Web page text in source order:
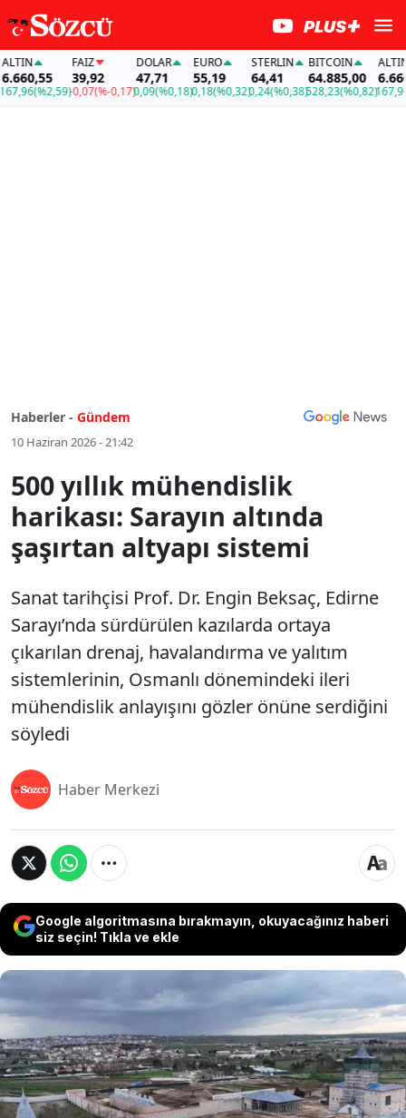
(%2,59)
FAİZ
39,92
-0,07(%-0,17)
DOLAR
47,71
0,09(%0,18)
EURO
55,19
0,18(%0,32)
STERLIN
64,41
0,24(%0,38)
BITCOIN
64.885,00
528,23(%0,82)
ALTIN
167,96
Haberler - Gündem
10 Haziran 2026 - 21:42
500 yıllık mühendislik
harikası: Sarayın altında
şaşırtan altyapı sistemi
Sanat tarihçisi Prof. Dr. Engin Beksaç, Edirne
Sarayı’nda sürdürülen kazılarda ortaya
çıkarılan drenaj, havalandırma ve yalıtım
sistemlerinin, Osmanlı dönemindeki ileri
mühendislik anlayışını gözler önüne serdiğini
söyledi
Haber Merkezi
Google algoritmasına bırakmayın, okuyacağınız haberi
siz seçin! Tıkla ve ekle
Sanat tarihçisi Prof. Dr. Engin Beksaç, Edirne
Sarayı’nda sürdürülen kazılarda ortaya
çıkarılan drenaj, havalandırma ve yalıtım
sistemlerinin, Osmanlı dönemindeki ileri